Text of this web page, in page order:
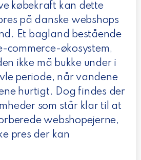
købekraft kan dette
på danske webshops
Et bagland bestående
commerce-økosystem,
ikke må bukke under i
periode, når vandene
hurtigt. Dog findes der
som står klar til at
webshopejerne,
pres der kan